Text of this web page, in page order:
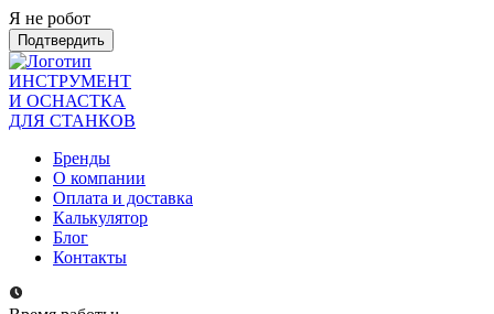
Я не робот
Подтвердить
ИНСТРУМЕНТ
И ОСНАСТКА
ДЛЯ СТАНКОВ
Бренды
О компании
Оплата и доставка
Калькулятор
Блог
Контакты